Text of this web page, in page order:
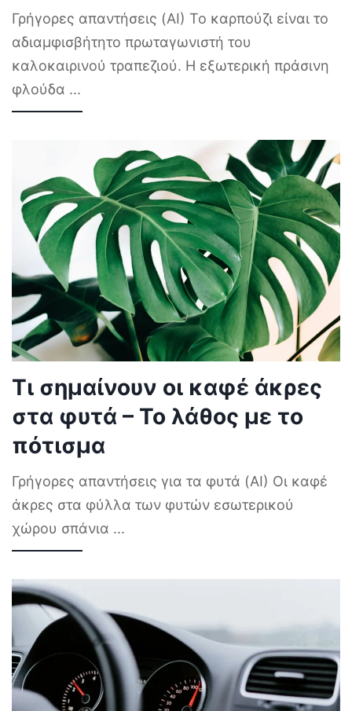
Γρήγορες απαντήσεις (AI) Το καρπούζι είναι το
αδιαμφισβήτητο πρωταγωνιστή του
καλοκαιρινού τραπεζιού. Η εξωτερική πράσινη
φλούδα ...
Τι σημαίνουν οι καφέ άκρες
στα φυτά – Το λάθος με το
πότισμα
Γρήγορες απαντήσεις για τα φυτά (AI) Οι καφέ
άκρες στα φύλλα των φυτών εσωτερικού
χώρου σπάνια ...